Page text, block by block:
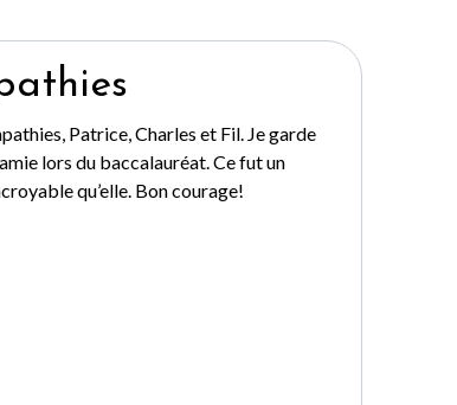
Patrice, Charles et Fil. Je garde
lors du baccalauréat. Ce fut un
qu’elle. Bon courage!